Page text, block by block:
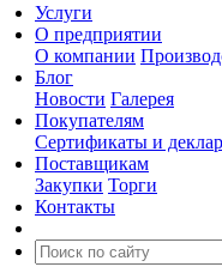
Услуги
О предприятии
О компании
Блог
Новости Галерея
Покупателям
Сертификаты и
Поставщикам
Закупки Торги
Контакты